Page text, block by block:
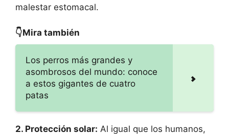
malestar estomacal.
👇Mira también
Los perros más grandes y
asombrosos del mundo: conoce
a estos gigantes de cuatro
patas
2. Protección solar: Al igual que los humanos,